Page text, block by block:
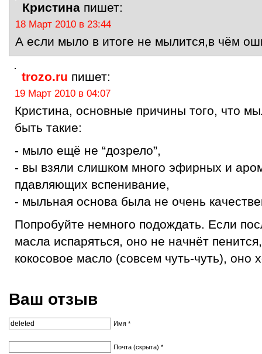
Кристина пишет:
18 Март 2010 в 23:44
А если мыло в итоге не мылится,в чём
trozo.ru пишет:
19 Март 2010 в 04:07
Кристина, основные причины того, что
быть такие:
- мыло ещё не “дозрело”,
- вы взяли слишком много эфирных и
пдавляющих вспенивание,
- мыльная основа была не очень
Попробуйте немного подождать. Если
масла испаряться, оно не начнёт
кокосовое масло (совсем чуть-чуть), оно
Ваш отзыв
Имя *
Почта (скрыта) *